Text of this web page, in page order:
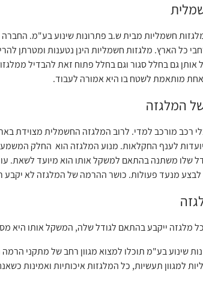
חשמליות מבית ש.ב פתרונות שינוע בע"מ.
כל הארץ. מלגזות חשמליות הינן נטענות ומטרתן
אותן גם בחלל סגור וגם בחלל פתוח זאת להבדיל
מותאמת לשטח בו היא אמורה לעבוד.
של המלגזה
רכב מורכב למדי. לרוב המלגזה החשמלית מצוידת
לענף החקלאות. מנוע המלגזה הוא החלק
שלו משתנה בהתאם למשקל אותו הוא מיועד לשאת.
לבצע מנעד פעולות. כושר ההרמה של המלגזה לא יקבע
מלגזה ייקבע בהתאם לגודל שלה, המשקל אותו היא
שינוע בע"מ תוכלו למצוא מגוון רחב של מתקני
למגוון תעשיות, כל המלגזות איכותיות ואמינות